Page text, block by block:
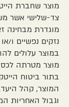
מוצר שחברת
צד-שלישי אשר
מוגדרת מבחינה
נזקים נפשיים ו/
במוצר עלולים
מוצר מטרתה
בתור ביטוח
המוצר, קהל
וגבול האחריות